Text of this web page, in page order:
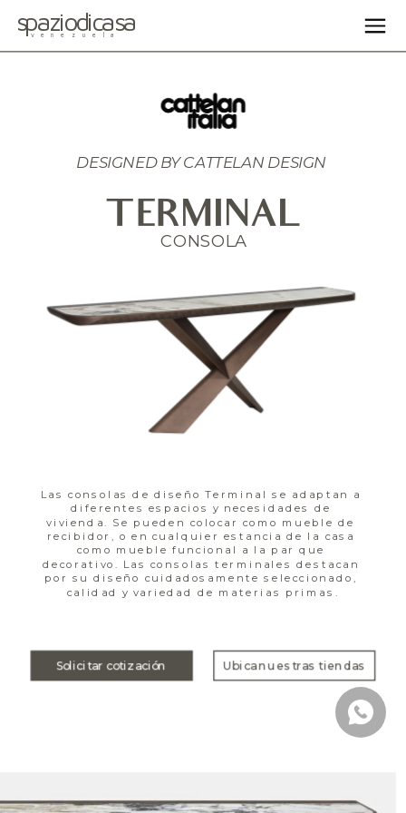
Ubica nuestras tiendas
Solicitar cotización
DESIGNED BY CATTELAN DESIGN
TERMINAL
CONSOLA
Las consolas de diseño Terminal se adaptan a
diferentes espacios y necesidades de
vivienda. Se pueden colocar como mueble de
recibidor, o en cualquier estancia de la casa
como mueble funcional a la par que
decorativo. Las consolas terminales destacan
por su diseño cuidadosamente seleccionado,
calidad y variedad de materias primas.
spaziodicasa
venezuela